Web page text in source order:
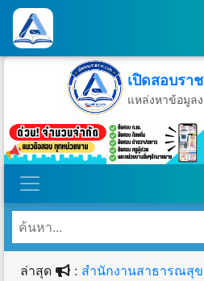
เปิดสอบรา
แหล่งหาข้อมูล
วันจันทร์ที่ 10 เดือน
ล่าสุด : สำนักงานสาธารณสุ